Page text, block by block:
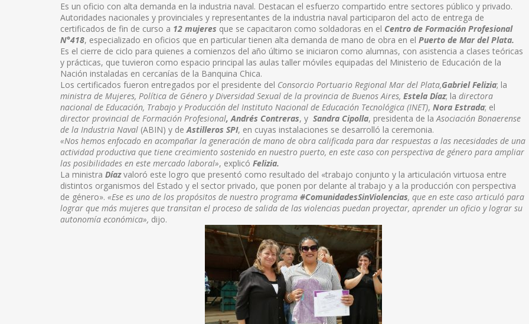
Es un oficio con alta demanda en la industria naval. Destacan el esfuerzo compartido entre sectores público y privado.
Autoridades nacionales y provinciales y representantes de la industria naval participaron del acto de entrega de
certificados de fin de curso a 12 mujeres que se capacitaron como soldadoras en el Centro de Formación Profesional
N°418, especializado en oficios que en particular tienen alta demanda de mano de obra en el Puerto de Mar del Plata.
Es el cierre de ciclo para quienes a comienzos del año último se iniciaron como alumnas, con asistencia a clases teóricas
y prácticas, que tuvieron como espacio principal las aulas taller móviles equipadas del Ministerio de Educación de la
Nación instaladas en cercanías de la Banquina Chica.
Los certificados fueron entregados por el presidente del Consorcio Portuario Regional Mar del Plata,Gabriel Felizia; la
ministra de Mujeres, Política de Género y Diversidad Sexual de la provincia de Buenos Aires, Estela Díaz; la directora
nacional de Educación, Trabajo y Producción del Instituto Nacional de Educación Tecnológica (INET), Nora Estrada; el
director provincial de Formación Profesional, Andrés Contreras, y Sandra Cipolla, presidenta de laAsociación Bonaerense
de la Industria Naval (ABIN) y de Astilleros SPI, en cuyas instalaciones se desarrolló la ceremonia.
«Nos hemos enfocado en acompañar la generación de mano de obra calificada para dar respuestas a las necesidades de una
actividad productiva que tiene crecimiento sostenido en nuestro puerto, en este caso con perspectiva de género para ampliar
las posibilidades en este mercado laboral», explicó Felizia.
La ministra Díazvaloró este logro que presentó como resultado del «trabajo conjunto y la articulación virtuosa entre
distintos organismos del Estado y el sector privado, que ponen por delante al trabajo y a la producción con perspectiva
de género». «Ese es uno de los propósitos de nuestro programa #ComunidadesSinViolencias, que en este caso articuló para
lograr que más mujeres que transitan el proceso de salida de las violencias puedan proyectar, aprender un oficio y lograr su
autonomía económica», dijo.